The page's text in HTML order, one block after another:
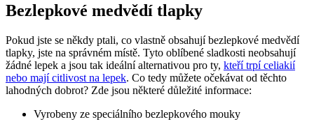
Bezlepkové medvědí tlapky
Pokud jste se někdy ptali, co vlastně obsahují bezlepkové medvědí
tlapky, jste na správném místě. Tyto oblíbené sladkosti neobsahují
žádné lepek a jsou tak ideální alternativou pro ty, kteří trpí celiakií
nebo mají citlivost na lepek. Co tedy můžete očekávat od těchto
lahodných dobrot? Zde jsou některé důležité informace:
Vyrobeny ze speciálního bezlepkového mouky